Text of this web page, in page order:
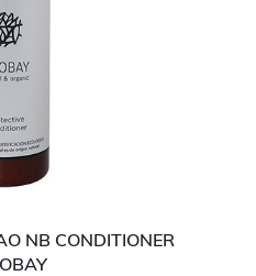
NB CONDITIONER